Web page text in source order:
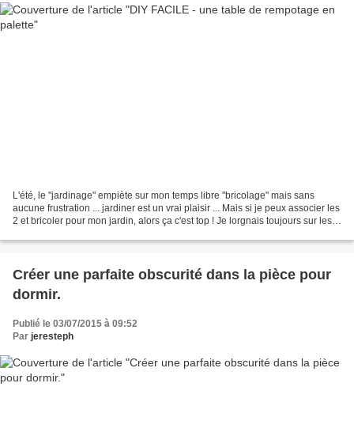
L'été, le "jardinage" empiète sur mon temps libre "bricolage" mais sans
aucune frustration ... jardiner est un vrai plaisir ... Mais si je peux associer les
2 et bricoler pour mon jardin, alors ça c'est top ! Je lorgnais toujours sur les
Créer une parfaite obscurité dans la pièce pour
dormir.
Publié le 03/07/2015 à 09:52
Par jeresteph